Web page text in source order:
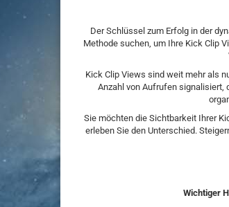
Der Schlüssel zum Erfolg in der
Methode suchen, um Ihre Kick Clip
Kick Clip Views sind weit mehr als
Anzahl von Aufrufen signalisiert,
Sie möchten die Sichtbarkeit Ihrer
erleben Sie den Unterschied.
Wichtiger